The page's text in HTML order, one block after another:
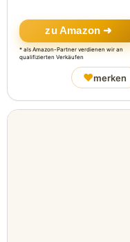
zu Amazon ➜
* als Amazon-Partner verdienen wir an
qualifizierten Verkäufen
♥merken